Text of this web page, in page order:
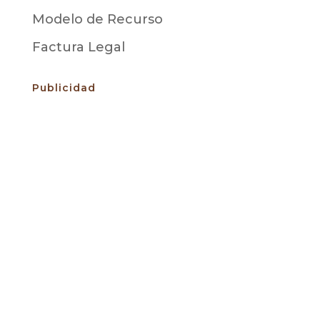
Modelo de Recurso
Factura Legal
Publicidad